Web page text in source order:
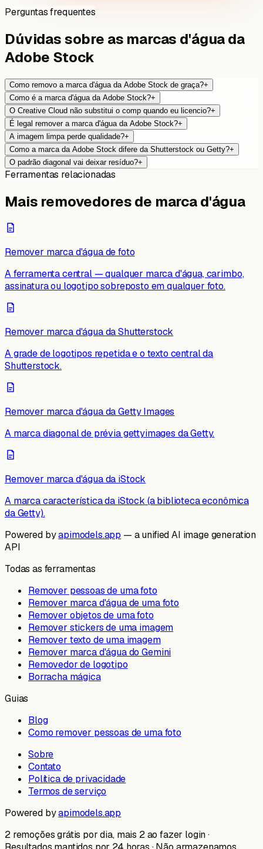
Perguntas frequentes
Dúvidas sobre as marcas d'água da
Adobe Stock
Como removo a marca d'água da Adobe Stock de graça?+
Como é a marca d'água da Adobe Stock?+
O Creative Cloud não substitui o comp quando eu licencio?+
É legal remover a marca d'água da Adobe Stock?+
A imagem limpa perde qualidade?+
Como a marca da Adobe Stock difere da Shutterstock ou Getty?+
O padrão diagonal vai deixar resíduo?+
Ferramentas relacionadas
Mais removedores de marca d'água
Remover marca d'água de foto
A ferramenta central — qualquer marca d'água, carimbo,
assinatura ou logotipo sobreposto em qualquer foto.
Remover marca d'água da Shutterstock
A grade de logotipos repetida e o texto central da
Shutterstock.
Remover marca d'água da Getty Images
A marca diagonal de prévia gettyimages da Getty.
Remover marca d'água da iStock
A marca característica da iStock (a biblioteca econômica
da Getty).
Powered byapimodels.app — a unified AI image generation
API
Todas as ferramentas
Remover pessoas de uma foto
Remover marca d'água de uma foto
Remover objetos de uma foto
Remover stickers de uma imagem
Remover texto de uma imagem
Remover marca d'água do Gemini
Removedor de logotipo
Borracha mágica
Guias
Blog
Como remover pessoas de uma foto
Sobre
Contato
Política de privacidade
Termos de serviço
Powered byapimodels.app
2 remoções grátis por dia, mais 2 ao fazer login ·